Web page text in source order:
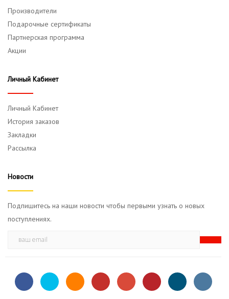
Производители
Подарочные сертификаты
Партнерская программа
Акции
Личный Кабинет
Личный Кабинет
История заказов
Закладки
Рассылка
Новости
Подпишитесь на наши новости чтобы первыми узнать о новых
поступлениях.